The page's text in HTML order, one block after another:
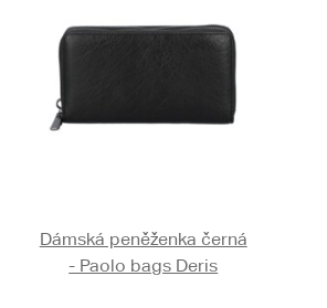
Dámská peněženka černá
- Paolo bags Deris